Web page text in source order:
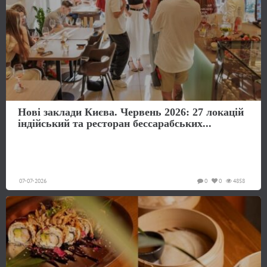
Нові заклади Києва. Червень 2026: 27 локацій
індійський та ресторан бессарабських...
07-07-2026 4858
0
0